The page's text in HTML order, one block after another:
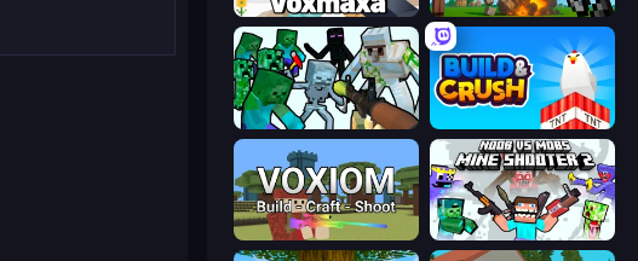
Voxmaxa Noob Fuse
Build and Crush
Voxiom.io Mine Shooter 2: Noob vs Mobs